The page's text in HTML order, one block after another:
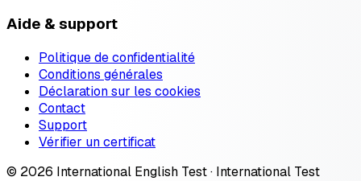
Aide & support
Politique de confidentialité
Conditions générales
Déclaration sur les cookies
Contact
Support
Vérifier un certificat
© 2026 International English Test · International Test